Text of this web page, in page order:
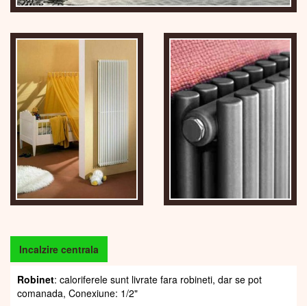
Incalzire centrala
Robinet: caloriferele sunt livrate fara robineti, dar se pot
comanada, Conexiune: 1/2"